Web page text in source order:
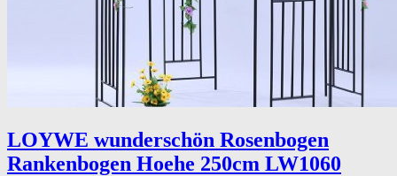
LOYWE wunderschön Rosenbogen
Rankenbogen Hoehe 250cm LW1060